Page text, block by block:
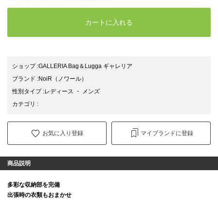
カートに入れる
ショップ:GALLERIA Bag＆Lugga ギャレリア
ブランド :NoiR （ノワール）
性別タイプ:レディース ・
メンズ
カテゴリ :
お気に入り登録 マイブランドに登録
商品説明
多彩な収納部を完備
出張時の衣類もおまかせ